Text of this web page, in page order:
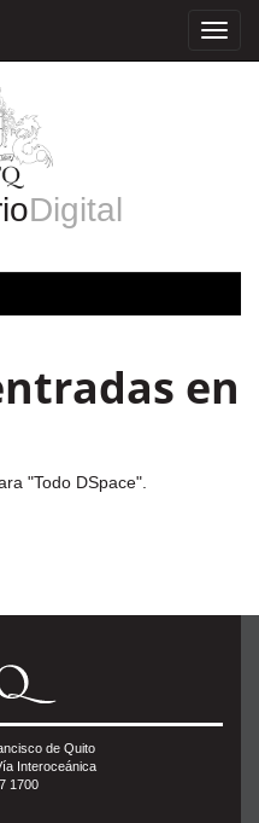
Digital
en
"Todo DSpace".
de Quito
Interoceánica
1700